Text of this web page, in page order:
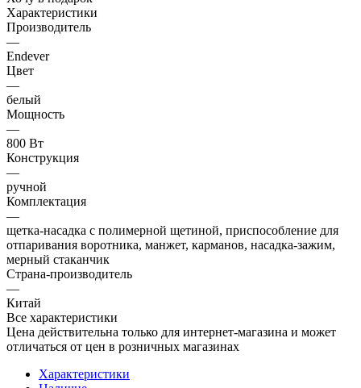
Характеристики
Производитель
—
Endever
Цвет
—
белый
Мощность
—
800 Вт
Конструкция
—
ручной
Комплектация
—
щетка-насадка с полимерной щетиной, приспособление для
отпаривания воротника, манжет, карманов, насадка-зажим,
мерный стаканчик
Страна-производитель
—
Китай
Все характеристики
Цена действительна только для интернет-магазина и может
отличаться от цен в розничных магазинах
Характеристики